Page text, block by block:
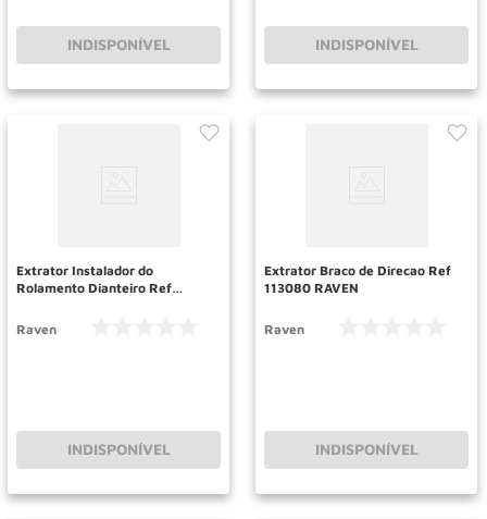
INDISPONÍVEL INDISPONÍVEL
Extrator Instalador do
Rolamento Dianteiro Ref
Raven
INDISPONÍVEL
Extrator Braco de Direcao Ref
113080 RAVEN
Raven
INDISPONÍVEL